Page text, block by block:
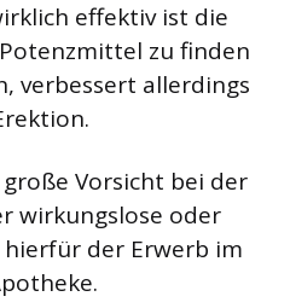
effektiv ist die
zu finden
verbessert allerdings
Vorsicht bei der
wirkungslose oder
der Erwerb im